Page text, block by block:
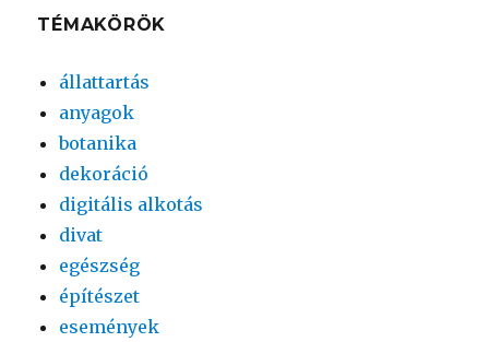
TÉMAKÖRÖK
állattartás
anyagok
botanika
dekoráció
digitális alkotás
divat
egészség
építészet
események